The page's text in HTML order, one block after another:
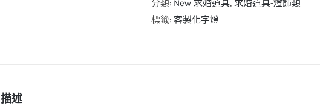
分類: New 求婚道具, 求婚道具-燈飾類
標籤: 客製化字燈
描述